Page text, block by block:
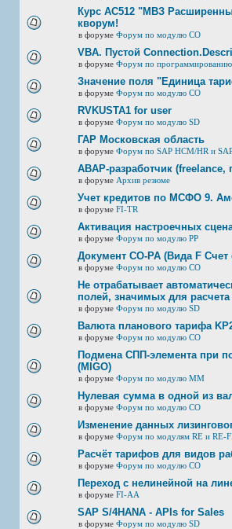
Курс AC512 "МВЗ
кворум!
в форуме Форум по модулю СО
VBA. Пустой
в форуме Форум по программированию
Значение поля "Единица
в форуме Форум по модулю СО
RVKUSTA1 for user
в форуме Форум по модулю SD
ГАР Московская область
в форуме Форум по SAP HCM/HR и SAP
ABAP-разработчик (freelance,
в форуме Архив резюме
Учет кредитов по МСФО 9.
в форуме FI-TR
Активация настроечных
в форуме Форум по модулю РР
Документ CO-PA (Вида F
в форуме Форум по модулю СО
Не отрабатывает
полей, значимых для расчета
в форуме Форум по модулю SD
Валюта планового тарифа
в форуме Форум по модулю СО
Подмена СПП-элемента при
(MIGO)
в форуме Форум по модулю ММ
Нулевая сумма в одной из
в форуме Форум по модулю СО
Изменение данных
в форуме Форум по модулям RE и RE-
Расчёт тарифов для видов
в форуме Форум по модулю СО
Переход с нелинейной на
в форуме FI-AA
SAP S/4HANA - APIs for Sales
в форуме Форум по модулю SD